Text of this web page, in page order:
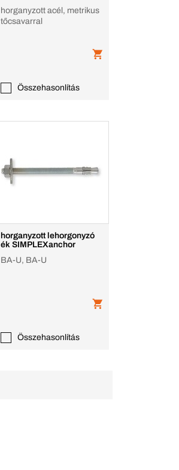
horganyzott acél, metrikus
tőcsavarral
Összehasonlítás
horganyzott lehorgonyzó
ék SIMPLEXanchor
BA-U, BA-U
Összehasonlítás